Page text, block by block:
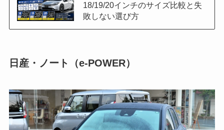
18/19/20インチのサイズ比較と失
敗しない選び方
日産・ノート（e-POWER）